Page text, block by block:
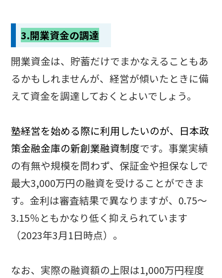
3.開業資金の調達
開業資金は、貯蓄だけでまかなえることもあ
るかもしれませんが、経営が傾いたときに備
えて資金を調達しておくとよいでしょう。
塾経営を始める際に利用したいのが、日本政
策金融金庫の新創業融資制度です。事業実績
の有無や規模を問わず、保証金や担保なしで
最大3,000万円の融資を受けることができま
す。金利は審査結果で異なりますが、0.75～
3.15％ともかなり低く抑えられています
（2023年3月1日時点）。
なお、実際の融資額の上限は1,000万円程度